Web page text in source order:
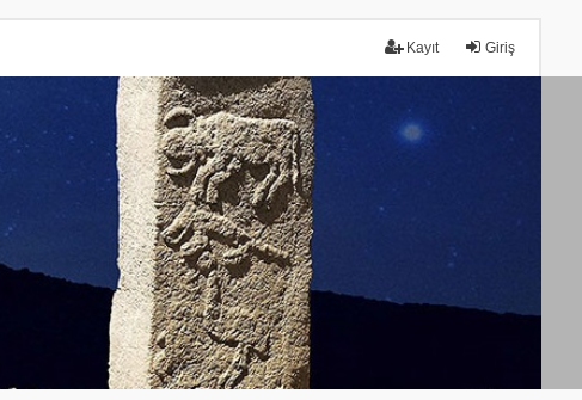
Giriş
Kayıt